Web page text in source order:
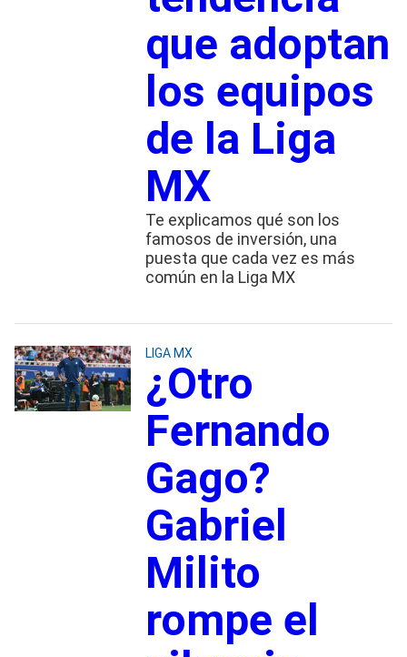
que adoptan
los equipos
de la Liga
MX
Te explicamos qué son los
famosos de inversión, una
puesta que cada vez es más
común en la Liga MX
LIGA MX
¿Otro
Fernando
Gago?
Gabriel
Milito
rompe el